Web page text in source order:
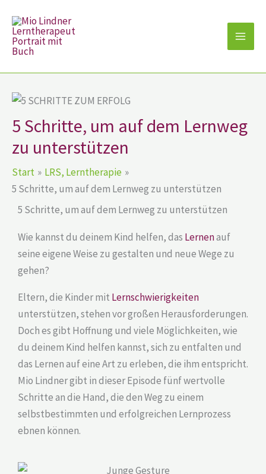
Inhalt
springen
5 Schritte, um auf dem Lernweg
zu unterstützen
Start
LRS, Lerntherapie
5 Schritte, um auf dem Lernweg zu unterstützen
5 Schritte, um auf dem Lernweg zu unterstützen
Wie kannst du deinem Kind helfen, das Lernenauf
seine eigene Weise zu gestalten und neue Wege zu
gehen?
Eltern, die Kinder mit Lernschwierigkeiten
unterstützen, stehen vor großen Herausforderungen.
Doch es gibt Hoffnung und viele Möglichkeiten, wie
du deinem Kind helfen kannst, sich zu entfalten und
das Lernen auf eine Art zu erleben, die ihm entspricht.
Mio Lindner gibt in dieser Episode fünf wertvolle
Schritte an die Hand, die den Weg zu einem
selbstbestimmten und erfolgreichen Lernprozess
ebnen können.